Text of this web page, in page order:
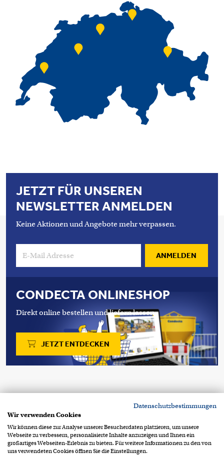
JETZT FÜR UNSEREN
NEWSLETTER ANMELDEN
Keine Aktionen und Angebote mehr verpassen.
ANMELDEN
CONDECTA ONLINESHOP
Direkt online bestellen und liefern lassen.
JETZT ENTDECKEN
CH-8409 Winterthur
Footer Info MenuDatenschutzerklärung
Impressum
Datenschutzbestimmungen
Wir verwenden Cookies
Wir können diese zur Analyse unserer Besucherdaten platzieren, um unsere
Webseite zu verbessern, personalisierte Inhalte anzuzeigen und Ihnen ein
großartiges Webseiten-Erlebnis zu bieten. Für weitere Informationen zu den von
uns verwendeten Cookies öffnen Sie die Einstellungen.